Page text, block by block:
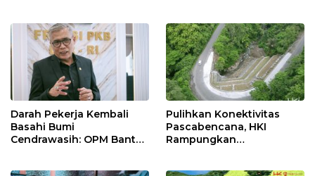
Rutin dan Edukasi
Perawatan Gigi
Darah Pekerja Kembali
Basahi Bumi
Cendrawasih: OPM Bantai
Pulihkan Konektivitas
Pascabencana, HKI
Rampungkan